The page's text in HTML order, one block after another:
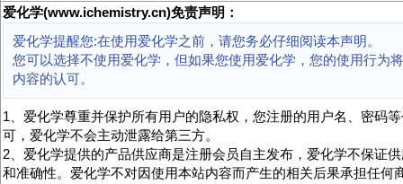
爱化学(www.ichemistry.cn)免责声明：
爱化学提醒您:在使用爱化学之前，请您务必仔细阅读本声明。
您可以选择不使用爱化学，但如果您使用爱化学，您的使用行为
内容的认可。
1、爱化学尊重并保护所有用户的隐私权，您注册的用户名、密码
可，爱化学不会主动泄露给第三方。
2、爱化学提供的产品供应商是注册会员自主发布，爱化学不保证
和准确性。爱化学不对因使用本站内容而产生的相关后果承担任何